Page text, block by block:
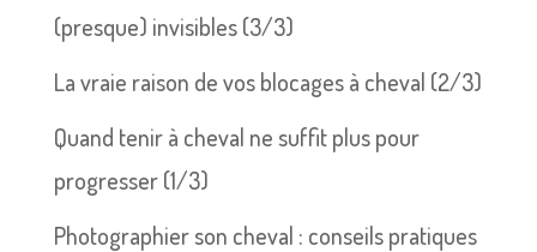
(presque) invisibles (3/3)
La vraie raison de vos blocages à cheval (2/3)
Quand tenir à cheval ne suffit plus pour
progresser (1/3)
Photographier son cheval : conseils pratiques